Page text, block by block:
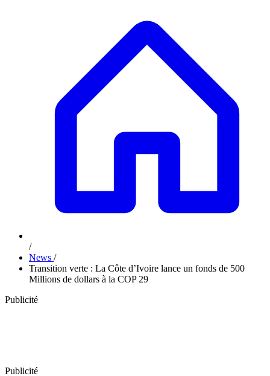
/
News /
Transition verte : La Côte d’Ivoire lance un fonds de 500
Millions de dollars à la COP 29
Publicité
Publicité